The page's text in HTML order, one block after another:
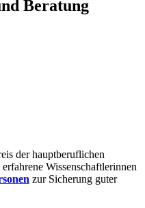
Beratung
der hauptberuflichen
Wissenschaftlerinnen
zur Sicherung guter